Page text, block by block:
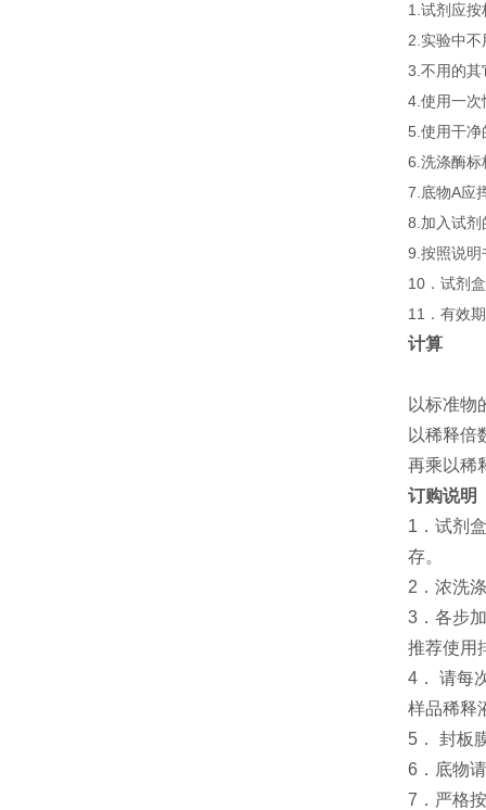
1.试剂应
2.实验中
3.不用的其
4.使用一次
5.使用干净
6.洗涤酶标
7.底物A应
8.加入试剂
9.按照说明
10．试剂
11．有效
计算
以标准物
以稀释倍
再乘以稀
订购说明
1．试剂
存。
2．浓洗
3．各步
推荐使用
4． 请每
样品稀释
5． 封板
6．底物
7．严格